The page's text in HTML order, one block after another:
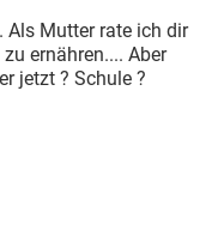
Mutter rate ich dir
ernähren.... Aber
jetzt ? Schule ?